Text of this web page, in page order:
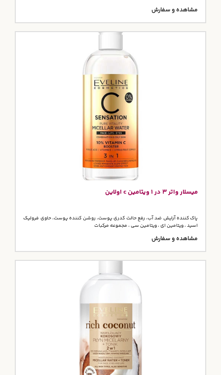
مشاهده و سفارش
میسلار واتر 3 در 1 ویتامین c اولاین
پاک کننده آرایش ضد آب، رفع حالت کدری پوست، روشن کننده پوست، حاوی فرولیک
اسید ، ویتامین ای ، ویتامین سی ، مجموعه مرکبات
مشاهده و سفارش